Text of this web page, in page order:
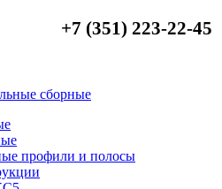
+7 (351) 223-22-45
сборные
профили и полосы